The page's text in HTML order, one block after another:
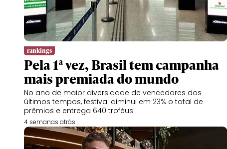
rankings
Pela 1ª vez, Brasil tem campanha
mais premiada do mundo
No ano de maior diversidade de vencedores dos
últimos tempos, festival diminui em 23% o total de
prêmios e entrega 640 troféus
4 semanas atrás